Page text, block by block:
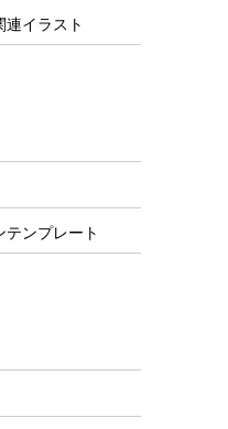
連イラスト
ンプレート